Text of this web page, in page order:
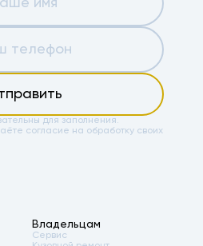
для заполнения.
согласие на обработку своих
Владельцам
Сервис